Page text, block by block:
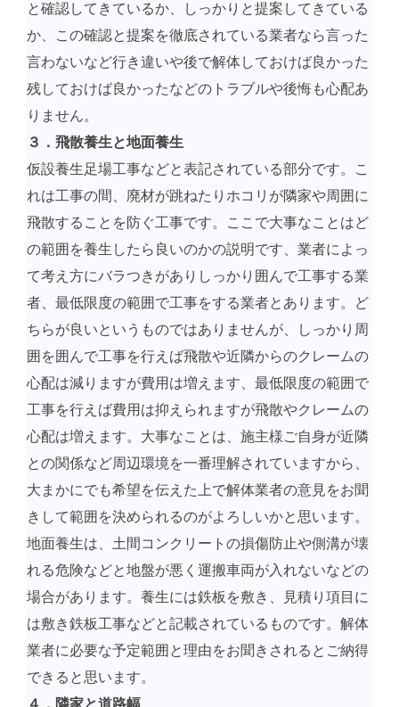
と確認してきているか、しっかりと提案してきている
か、この確認と提案を徹底されている業者なら言った
言わないなど行き違いや後で解体しておけば良かった
残しておけば良かったなどのトラブルや後悔も心配あ
りません。
３．飛散養生と地面養生
仮設養生足場工事などと表記されている部分です。こ
れは工事の間、廃材が跳ねたりホコリが隣家や周囲に
飛散することを防ぐ工事です。ここで大事なことはど
の範囲を養生したら良いのかの説明です、業者によっ
て考え方にバラつきがありしっかり囲んで工事する業
者、最低限度の範囲で工事をする業者とあります。ど
ちらが良いというものではありませんが、しっかり周
囲を囲んで工事を行えば飛散や近隣からのクレームの
心配は減りますが費用は増えます、最低限度の範囲で
工事を行えば費用は抑えられますが飛散やクレームの
心配は増えます。大事なことは、施主様ご自身が近隣
との関係など周辺環境を一番理解されていますから、
大まかにでも希望を伝えた上で解体業者の意見をお聞
きして範囲を決められるのがよろしいかと思います。
地面養生は、土間コンクリートの損傷防止や側溝が壊
れる危険などと地盤が悪く運搬車両が入れないなどの
場合があります。養生には鉄板を敷き、見積り項目に
は敷き鉄板工事などと記載されているものです。解体
業者に必要な予定範囲と理由をお聞きされるとご納得
できると思います。